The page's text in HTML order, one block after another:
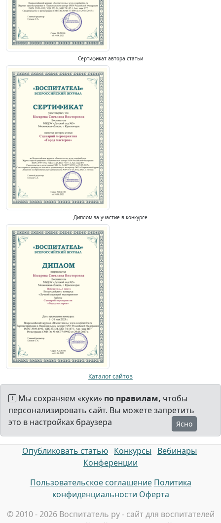
Сертификат автора статьи
Диплом за участие в конкурсе
Каталог сайтов
Мы сохраняем «куки» по правилам, чтобы
персонализировать сайт. Вы можете запретить
это в настройках браузера
Ясно
Опубликовать статью Конкурсы
Вебинары
Конференции
Пользовательское соглашение Политика
конфиденциальности Оферта
© 2010 - 2026 Воспитатель ру - сайт для воспитателей